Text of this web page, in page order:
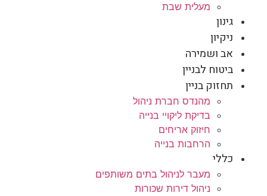
מעלית שבת
גינון
ניקיון
אב ושמירה
ביטוח לבניין
תחזוק בניין
מהנדס חברת ניהול
בדיקת ליקויי בנייה
חיזוק אריחים
הרחבות בנייה
כללי
מעבר לניהול בתים משותפים
ניהול דירות שכורות